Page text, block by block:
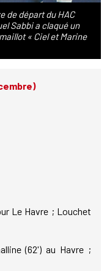
de départ du HAC
Sabbi a claqué un
« Ciel et Marine
Le Havre ; Louchet
(62') au Havre ;